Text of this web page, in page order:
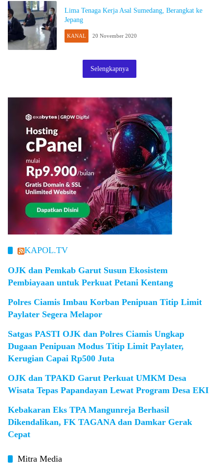
Lima Tenaga Kerja Asal Sumedang, Berangkat ke
Jepang
KANAL 20 November 2020
Selengkapnya
KAPOL.TV
OJK dan Pemkab Garut Susun Ekosistem
Pembiayaan untuk Perkuat Petani Kentang
Polres Ciamis Imbau Korban Penipuan Titip Limit
Paylater Segera Melapor
Satgas PASTI OJK dan Polres Ciamis Ungkap
Dugaan Penipuan Modus Titip Limit Paylater,
Kerugian Capai Rp500 Juta
OJK dan TPAKD Garut Perkuat UMKM Desa
Wisata Tepas Papandayan Lewat Program Desa EKI
Kebakaran Eks TPA Mangunreja Berhasil
Dikendalikan, FK TAGANA dan Damkar Gerak
Cepat
Mitra Media